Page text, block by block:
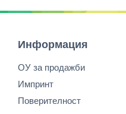
Информация
ОУ за продажби
Импринт
Поверителност